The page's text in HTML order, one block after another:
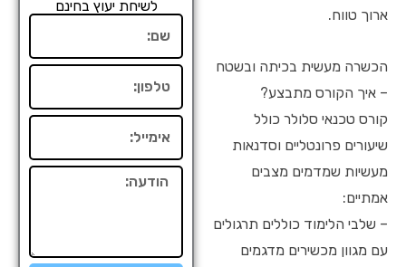
ארוך טווח.
הכשרה מעשית בכיתה ובשטח
– איך הקורס מתבצע?
קורס טכנאי סלולר כולל
שיעורים פרונטליים וסדנאות
מעשיות שמדמים מצבים
אמתיים:
– שלבי הלימוד כוללים תרגולים
עם מגוון מכשירים מדגמים
לשיחת יעוץ בחינם
הודעה